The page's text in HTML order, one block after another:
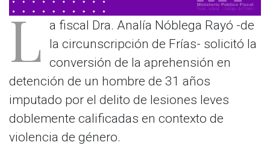
L a fiscal Dra. Analía Nóblega Rayó -de
la circunscripción de Frías- solicitó la
conversión de la aprehensión en
detención de un hombre de 31 años
imputado por el delito de lesiones leves
doblemente calificadas en contexto de
violencia de género.